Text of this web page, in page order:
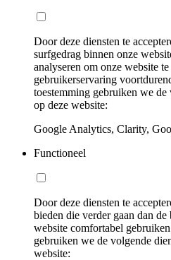
Door deze diensten te
surfgedrag binnen onze
analyseren om onze website
gebruikerservaring
toestemming gebruiken we de
op deze website:
Google Analytics, Clarity,
Functioneel
Door deze diensten te
bieden die verder gaan dan
website comfortabel
gebruiken we de volgende
website: